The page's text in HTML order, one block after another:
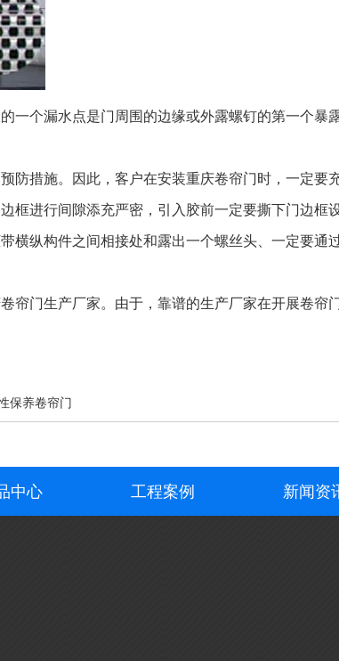
个漏水点是门周围的边缘或外露螺钉的第一个暴
措施。因此，客户在安装重庆卷帘门时，一定要充
进行间隙添充严密，引入胶前一定要撕下门边框
横纵构件之间相接处和露出一个螺丝头、一定要
门生产厂家。由于，靠谱的生产厂家在开展卷帘
保养卷帘门
中心 工程案例 新闻资